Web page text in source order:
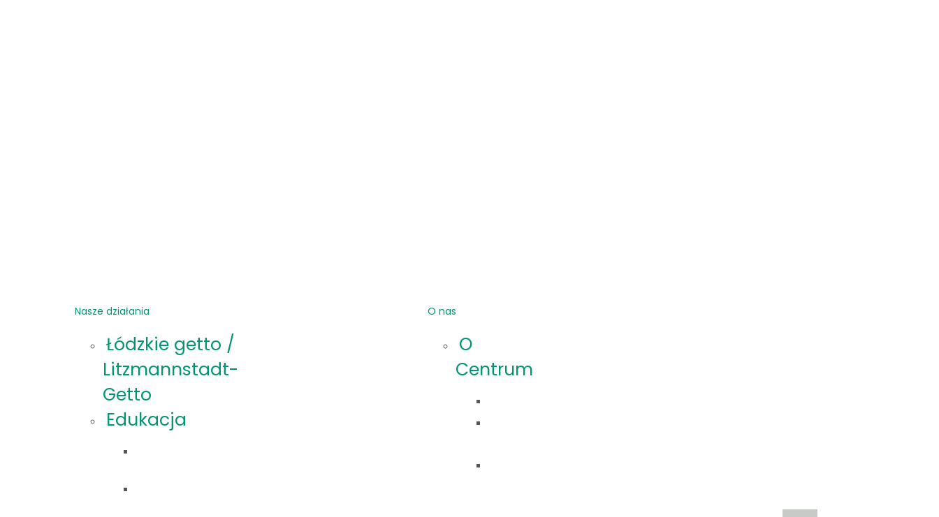
Nasze działania
Łódzkie getto /
Litzmannstadt-
Getto
Edukacja
O nas
O
Centrum